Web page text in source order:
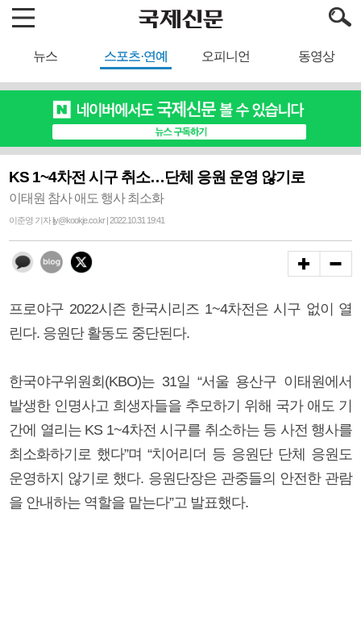
뉴스 스포츠·연예 오피니언 동영상
KS 1~4차전 시구 취소…단체 응원 운영 않기로
이태원 참사 애도 행사 최소화
이준영 기자 ljy@kookje.co.kr | 2022.10.31 19:41
프로야구 2022시즌 한국시리즈 1~4차전은 시구 없이 열
린다. 응원단 활동도 중단된다.
한국야구위원회(KBO)는 31일 “서울 용산구 이태원에서
발생한 인명사고 희생자들을 추모하기 위해 국가 애도 기
간에 열리는 KS 1~4차전 시구를 취소하는 등 사전 행사를
최소화하기로 했다”며 “치어리더 등 응원단 단체 응원도
운영하지 않기로 했다. 응원단장은 관중들의 안전한 관람
을 안내하는 역할을 맡는다”고 발표했다.